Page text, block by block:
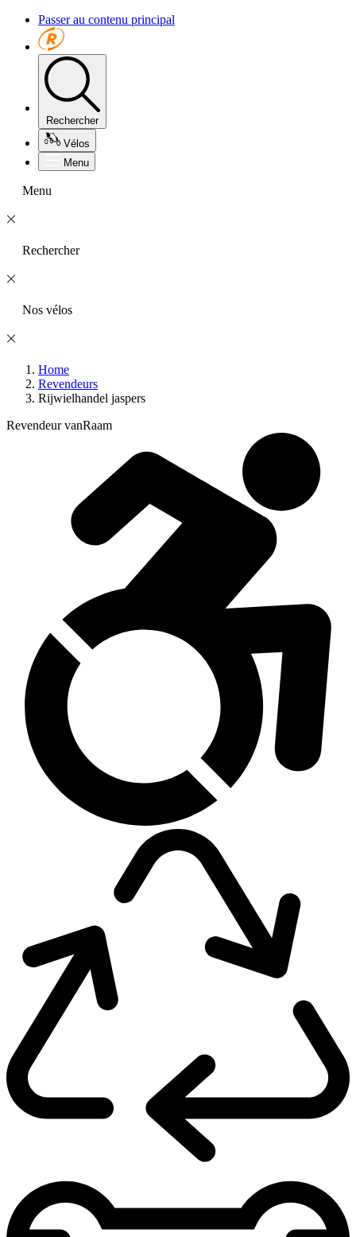
Passer au contenu principal
Rechercher
Vélos
Menu
Menu
Rechercher
Nos vélos
Home
Revendeurs
Rijwielhandel jaspers
Revendeur vanRaam